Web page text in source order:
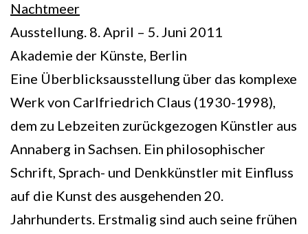
Nachtmeer
Ausstellung. 8. April – 5. Juni 2011
Akademie der Künste, Berlin
Eine Überblicksausstellung über das komplexe
Werk von Carlfriedrich Claus (1930-1998),
dem zu Lebzeiten zurückgezogen Künstler aus
Annaberg in Sachsen. Ein philosophischer
Schrift, Sprach- und Denkkünstler mit Einfluss
auf die Kunst des ausgehenden 20.
Jahrhunderts. Erstmalig sind auch seine frühen